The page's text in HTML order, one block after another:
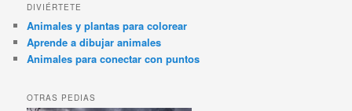
DIVIÉRTETE
Animales y plantas para colorear
Aprende a dibujar animales
Animales para conectar con puntos
OTRAS PEDIAS